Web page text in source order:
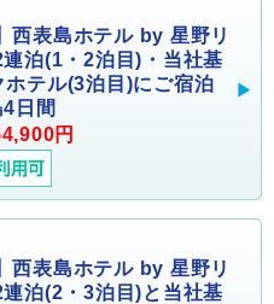
西表島ホテル by 星野リ
泊(1・2泊目)・当社基
ホテル(3泊目)にご宿泊
日間
円
西表島ホテル by 星野リ
泊(2・3泊目)と当社基